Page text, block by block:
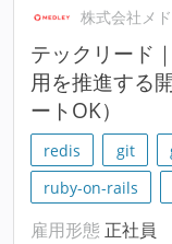
株式会社メ
テックリード
用を推進する
ートOK）
redis git
ruby-on-rails
雇用形態 正社員